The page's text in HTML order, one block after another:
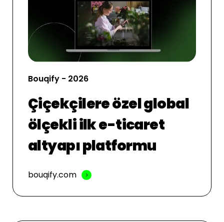
Bouqify - 2026
Çiçekçilere özel global
ölçekli ilk e-ticaret
altyapı platformu
bouqify.com